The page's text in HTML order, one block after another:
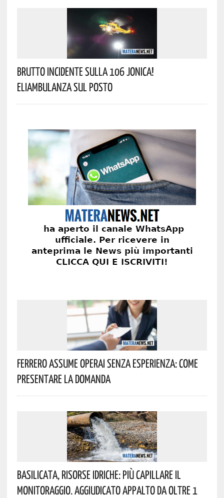
Brutto Incidente Sulla 106 Jonica!
Eliambulanza Sul Posto
Ferrero Assume Operai Senza Esperienza: Come
Presentare La Domanda
Basilicata, Risorse Idriche: Più Capillare Il
Monitoraggio. Aggiudicato Appalto Da Oltre 1